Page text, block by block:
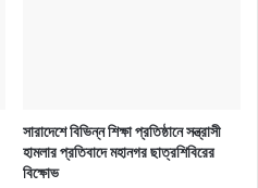
সারাদেশে বিভিন্ন শিক্ষা প্রতিষ্ঠানে সন্ত্রাসী
হামলার প্রতিবাদে মহানগর ছাত্রশিবিরের
বিক্ষোভ